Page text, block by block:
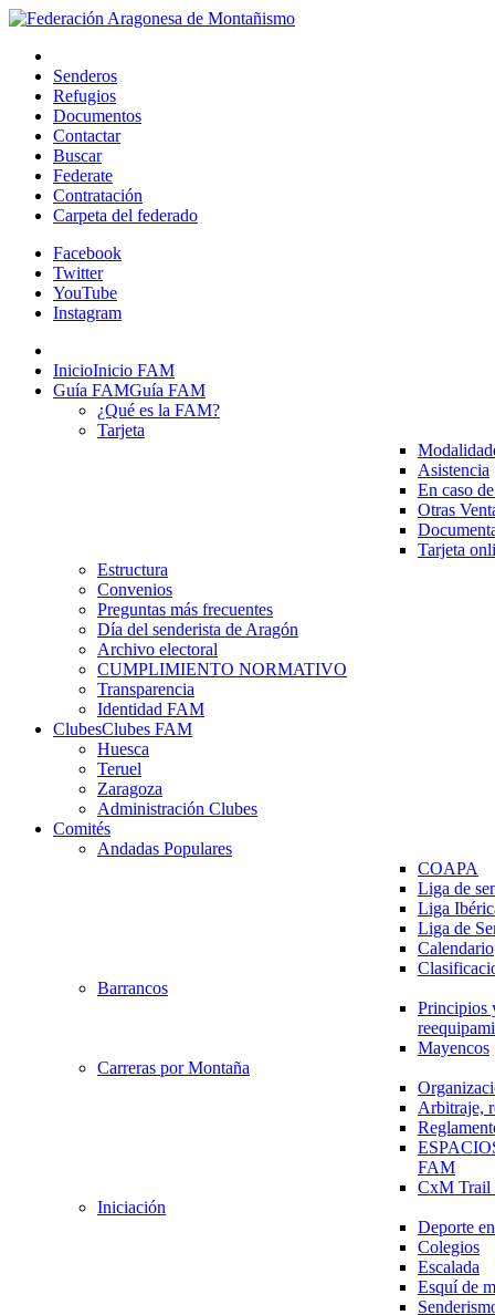
Senderos
Refugios
Documentos
Contactar
Buscar
Federate
Contratación
Carpeta del federado
Facebook
Twitter
YouTube
Instagram
InicioInicio FAM
Guía FAMGuía FAM
¿Qué es la FAM?
Tarjeta
Asistencia
En caso
Otras
Tarjeta
Estructura
Convenios
Preguntas más frecuentes
Día del senderista de Aragón
Archivo electoral
CUMPLIMIENTO NORMATIVO
Transparencia
Identidad FAM
ClubesClubes FAM
Huesca
Teruel
Zaragoza
Administración Clubes
Comités
Andadas Populares
COAPA
Liga de
Liga
Liga de
Calendario
Barrancos
Principios
Mayencos
Carreras por Montaña
Arbitraje,
FAM
CxM
Iniciación
Deporte
Colegios
Escalada
Esquí de